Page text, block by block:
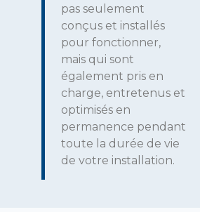
pas seulement
conçus et installés
pour fonctionner,
mais qui sont
également pris en
charge, entretenus et
optimisés en
permanence pendant
toute la durée de vie
de votre installation.